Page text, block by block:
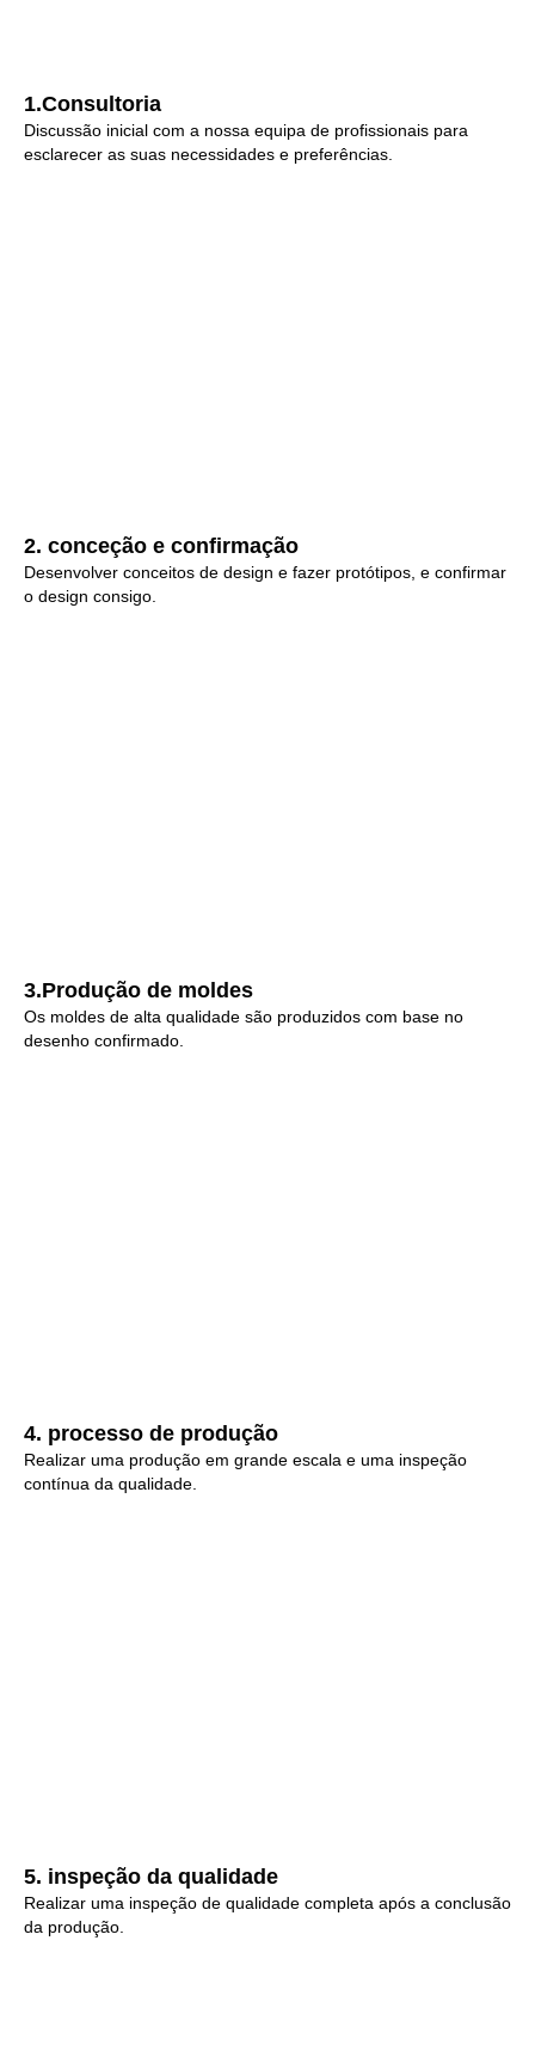
1.Consultoria
Discussão inicial com a nossa equipa de profissionais para
esclarecer as suas necessidades e preferências.
2. conceção e confirmação
Desenvolver conceitos de design e fazer protótipos, e confirmar
o design consigo.
3.Produção de moldes
Os moldes de alta qualidade são produzidos com base no
desenho confirmado.
4. processo de produção
Realizar uma produção em grande escala e uma inspeção
contínua da qualidade.
5. inspeção da qualidade
Realizar uma inspeção de qualidade completa após a conclusão
da produção.